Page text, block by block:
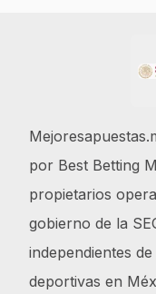
por Best Betting
propietarios
gobierno de la
independientes
deportivas en